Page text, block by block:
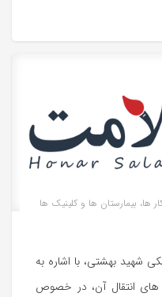
ها، بیمارستان ها و کلینیک ها
شهید بهشتی، با اشاره به
های انتقال آن، در خصوص